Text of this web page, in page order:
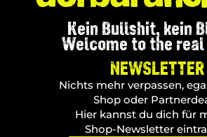
Kein Bullshit, kein
Welcome to the
NEWSLETTER
Nichts mehr verpassen,
Shop oder
Hier kannst du dich für
Shop-Newsletter